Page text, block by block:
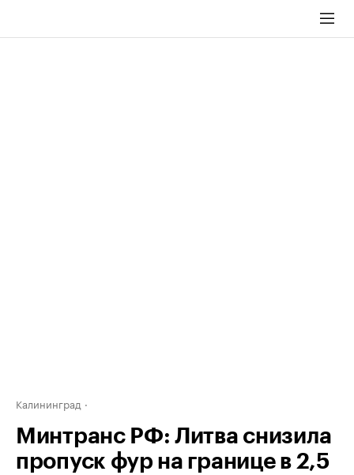
Калининград
Минтранс РФ: Литва снизила
пропуск фур на границе в 2,5